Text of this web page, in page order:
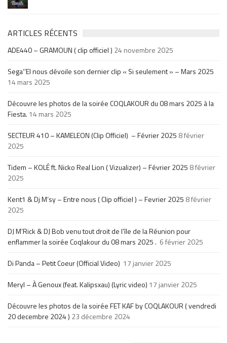
ARTICLES RÉCENTS
ADE440 – GRAMOUN ( clip officiel ) 24 novembre 2025
Sega’’El nous dévoile son dernier clip « Si seulement » – Mars 2025
14 mars 2025
Découvre les photos de la soirée COQLAKOUR du 08 mars 2025 à la
Fiesta. 14 mars 2025
SECTEUR 410 – KAMELEON (Clip Officiel) – Février 2025 8 février
2025
Tidem – KOLÉ ft. Nicko Real Lion ( Vizualizer) – Février 2025 8 février
2025
Kent1 & Dj M’sy – Entre nous ( Clip officiel ) – Fevrier 2025 8 février
2025
DJ M’Rick & DJ Bob venu tout droit de l’île de la Réunion pour
enflammer la soirée Coqlakour du 08 mars 2025 . 6 février 2025
Di Panda – Petit Coeur (Official Video) 17 janvier 2025
Meryl – À Genoux (feat. Kalipsxau) (Lyric video) 17 janvier 2025
Découvre les photos de la soirée FET KAF by COQLAKOUR ( vendredi
20 decembre 2024 ) 23 décembre 2024